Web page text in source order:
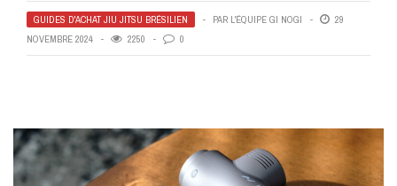
GUIDES D'ACHAT JIU JITSU BRÉSILIEN PAR L'ÉQUIPE GI NOGI
29
NOVEMBRE 2024
2250 0